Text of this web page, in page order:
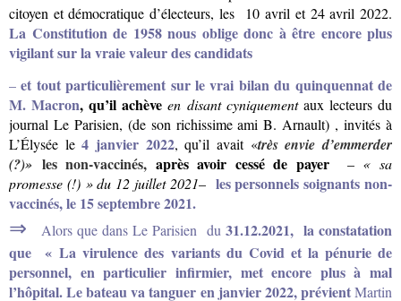
citoyen et démocratique d’électeurs, les 10 avril et 24 avril 2022.
La Constitution de 1958 nous oblige donc à être encore plus
vigilant sur la vraie valeur des candidats
– et tout particulièrement sur le vrai bilan du quinquennat de
M. Macron, qu’il achèveen disant cyniquementaux lecteurs du
journal Le Parisien, (de son richissime ami B. Arnault) , invités à
L’Élysée le 4 janvier 2022, qu’il avait «très envie d’emmerder
(?)» les non-vaccinés, après avoir cessé de payer – « sa
promesse (!) » du 12 juillet 2021– les personnels soignants non-
vaccinés, le 15 septembre 2021.
⇒ Alors que dans Le Parisien du 31.12.2021, la constatation
que« La virulence des variants du Covid et la pénurie de
personnel, en particulier infirmier, met encore plus à mal
l’hôpital. Le bateau va tanguer en janvier 2022, prévientMartin